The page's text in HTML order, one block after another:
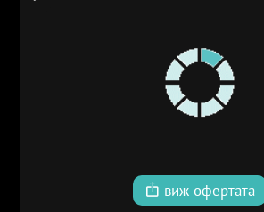
виж офертата